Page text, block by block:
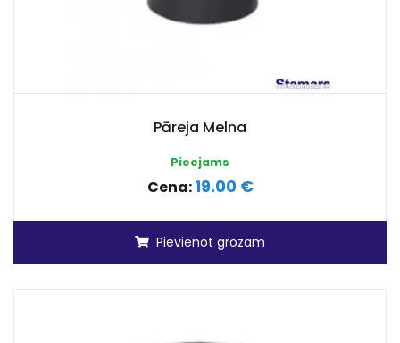
Pāreja Melna
Pieejams
Cena:19.00 €
Pievienot grozam